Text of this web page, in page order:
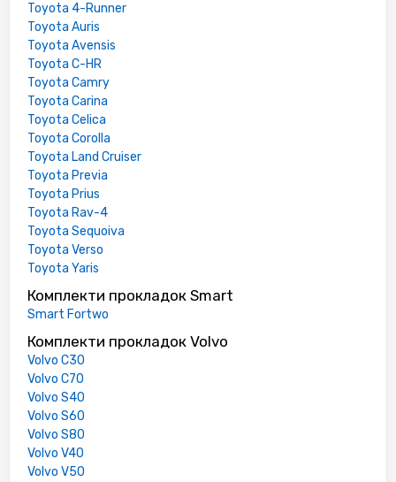
Toyota 4-Runner
Toyota Auris
Toyota Avensis
Toyota C-HR
Toyota Camry
Toyota Carina
Toyota Celica
Toyota Corolla
Toyota Land Cruiser
Toyota Previa
Toyota Prius
Toyota Rav-4
Toyota Sequoiva
Toyota Verso
Toyota Yaris
Комплекти прокладок Smart
Smart Fortwo
Комплекти прокладок Volvo
Volvo C30
Volvo C70
Volvo S40
Volvo S60
Volvo S80
Volvo V40
Volvo V50